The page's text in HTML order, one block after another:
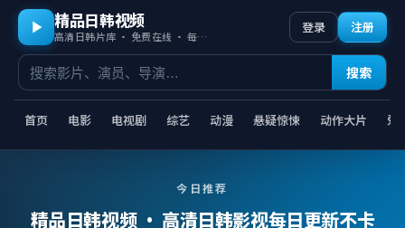
精品日韩视频
高清日韩片库 · 免费在线 · 每日更新
首页 电影 电视剧 综艺 动漫 悬疑惊悚 动作大片 爱
搜索
登录 注册
今日推荐
精品日韩视频· 高清日韩影视每日更新不卡